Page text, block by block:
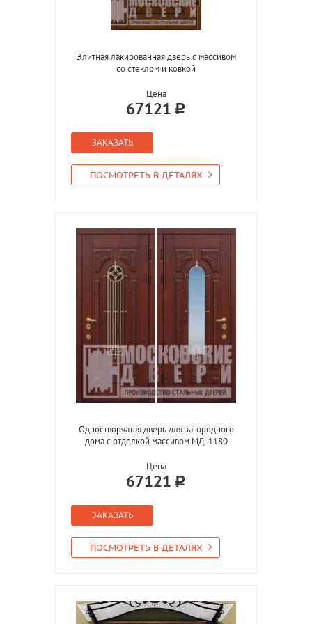
Элитная лакированная дверь с массивом
со стеклом и ковкой
Цена
67121
ЗАКАЗАТЬ
ПОСМОТРЕТЬ В ДЕТАЛЯХ
Одностворчатая дверь для загородного
дома с отделкой массивом МД-1180
Цена
67121
ЗАКАЗАТЬ
ПОСМОТРЕТЬ В ДЕТАЛЯХ